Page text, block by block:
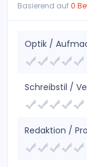
Basierend auf0
Optik /
Schreibstil /
Redaktion /